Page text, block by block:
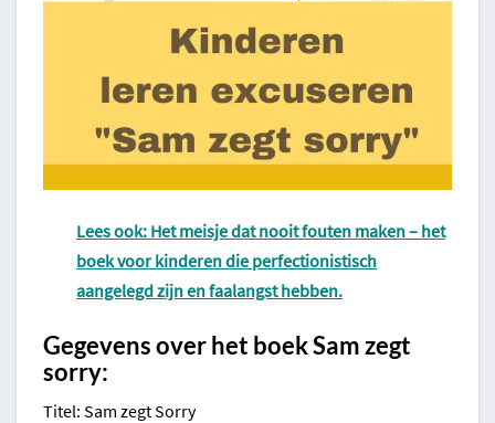
Lees ook: Het meisje dat nooit fouten maken – het
boek voor kinderen die perfectionistisch
aangelegd zijn en faalangst hebben.
Gegevens over het boek Sam zegt
sorry:
Titel: Sam zegt Sorry